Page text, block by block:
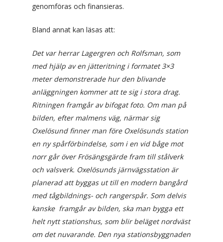
genomföras och finansieras.
Bland annat kan läsas att:
Det var herrar Lagergren och Rolfsman, som
med hjälp av en jätteritning i formatet 3×3
meter demonstrerade hur den blivande
anläggningen kommer att te sig i stora drag.
Ritningen framgår av bifogat foto. Om man på
bilden, efter malmens väg, närmar sig
Oxelösund finner man före Oxelösunds station
en ny spårförbindelse, som i en vid båge mot
norr går över Frösängsgärde fram till stålverk
och valsverk. Oxelösunds järnvägsstation är
planerad att byggas ut till en modern bangård
med tågbildnings- och rangerspår. Som delvis
kanske framgår av bilden, ska man bygga ett
helt nytt stationshus, som blir beläget nordväst
om det nuvarande. Den nya stationsbyggnaden